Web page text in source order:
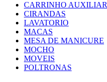
CARRINHO AUXILIAR
CIRANDAS
LAVATORIO
MACAS
MESA DE MANICURE
MOCHO
MOVEIS
POLTRONAS